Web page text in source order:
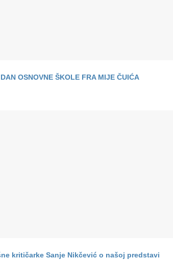
OSNOVNE ŠKOLE FRA MIJE ČUIĆA
kritičarke Sanje Nikčević o našoj predstavi